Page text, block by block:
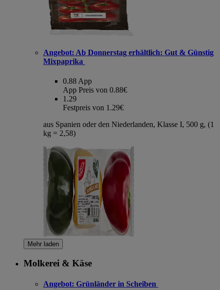
Angebot: Ab Donnerstag erhältlich: Gut & Günstig
Mixpaprika
0.88 App
App Preis von 0.88€
1.29
Festpreis von 1.29€
aus Spanien oder den Niederlanden, Klasse I, 500 g, (1
kg = 2,58)
Mehr laden
Molkerei & Käse
Angebot: Grünländer in Scheiben